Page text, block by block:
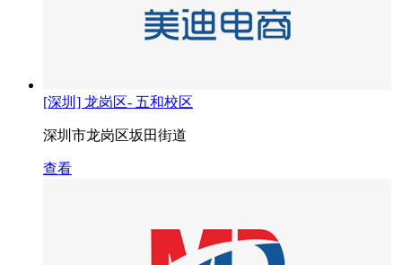
[深圳] 龙岗区- 五和校区
深圳市龙岗区坂田街道
查看